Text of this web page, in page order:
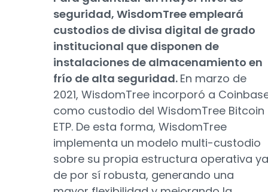
seguridad, WisdomTree empleará
custodios de divisa digital de grado
institucional que disponen de
instalaciones de almacenamiento en
frío de alta seguridad. En marzo de
2021, WisdomTree incorporó a
como custodio del WisdomTree Bitcoin
ETP. De esta forma, WisdomTree
implementa un modelo multi-custodio
sobre su propia estructura operativa ya
de por sí robusta, generando una